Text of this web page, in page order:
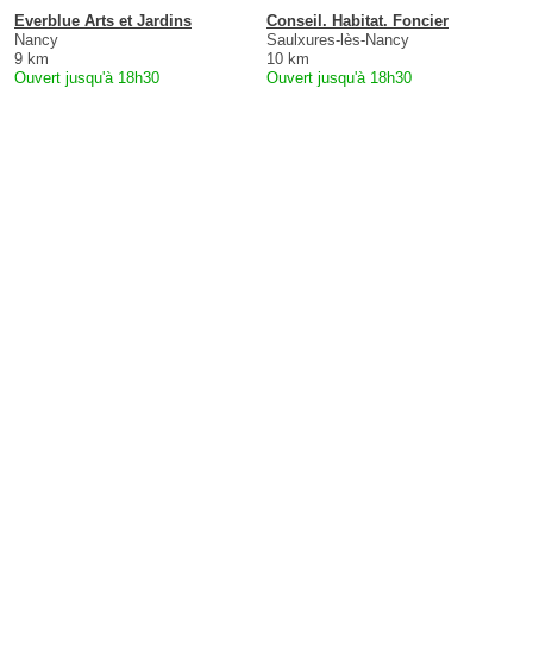
Everblue Arts et Jardins
Nancy
9 km
Ouvert jusqu'à 18h30
Conseil. Habitat. Foncier
Saulxures-lès-Nancy
10 km
Ouvert jusqu'à 18h30